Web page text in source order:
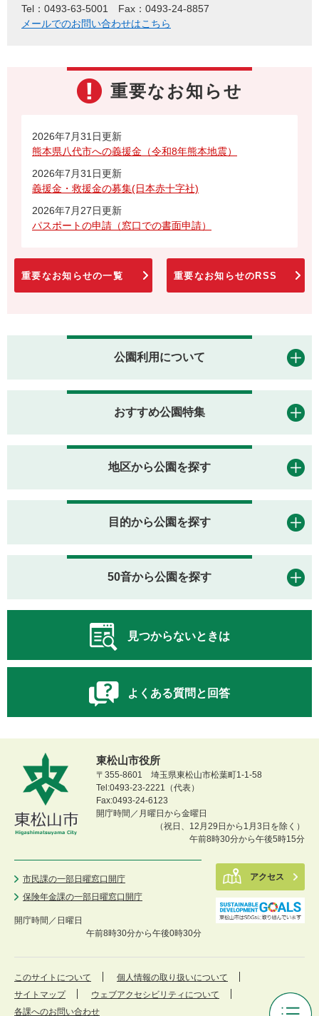
Tel：0493-63-5001
Fax：0493-24-8857
メールでのお問い合わせはこちら
重要なお知らせ
2026年7月31日更新
熊本県八代市への義援金（令和8年熊本地震）
2026年7月31日更新
義援金・救援金の募集(日本赤十字社)
2026年7月27日更新
パスポートの申請（窓口での書面申請）
重要なお知らせの一覧 重要なお知らせのRSS
公園利用について
おすすめ公園特集
地区から公園を探す
目的から公園を探す
50音から公園を探す
見つからないときは
よくある質問と回答
東松山市役所
〒355-8601 埼玉県東松山市松葉町1-1-58
Tel:0493-23-2221（代表）
Fax:0493-24-6123
開庁時間／月曜日から金曜日
（祝日、12月29日から1月3日を除く）
午前8時30分から午後5時15分
市民課の一部日曜窓口開庁
保険年金課の一部日曜窓口開庁
開庁時間／ 日曜日
午前8時30分から午後0時30分
アクセス
このサイトについて
個人情報の取り扱いについて
サイトマップ
ウェブアクセシビリティについて
各課へのお問い合わせ